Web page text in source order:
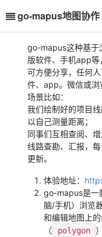
go-mapus地图协作
go-mapus这种基于
版软件、手机app等
可方便分享，任何
件、app。微信或浏
场景比如：
我们绘制好的项目
以自己测量距离；
同事们互相查阅、
线路查勘、汇报，
更新。
体验地址：
go-mapus是一
脑/手机）浏览
和编辑地图上
（
polygon